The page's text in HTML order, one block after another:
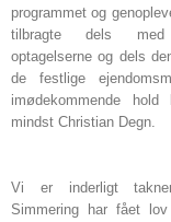
programmet og
tilbragte dels med
optagelserne og dels
de festlige
imødekommende
mindst Christian Degn.
Vi er inderligt
Simmering har fået